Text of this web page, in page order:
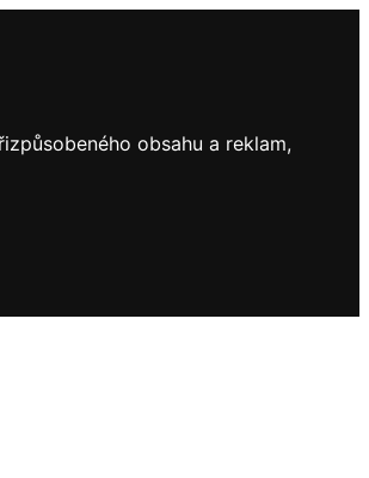
obsahu a reklam,